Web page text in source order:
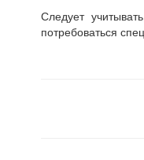
Следует
потребоваться